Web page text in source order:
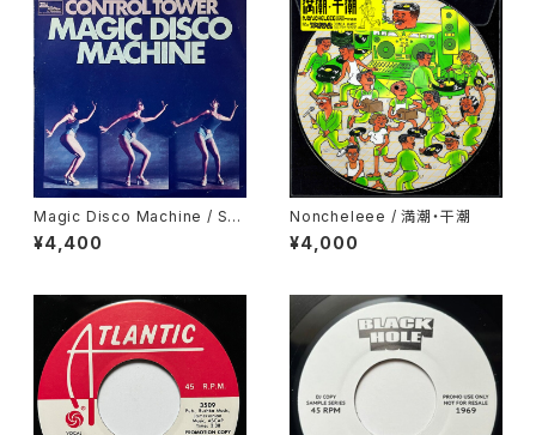
Magic Disco Machine / Scr
atchin'
¥4,400
Noncheleee / 満潮・干潮
¥4,000